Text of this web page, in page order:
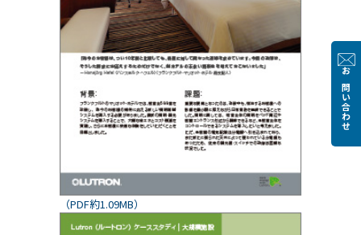
お問い合わせ
（PDF約1.09MB）